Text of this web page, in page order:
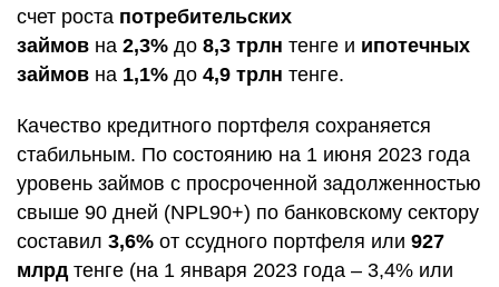
счет роста потребительских
займов на 2,3% до 8,3 трлн тенге и ипотечных
займов на 1,1% до 4,9 трлн тенге.
Качество кредитного портфеля сохраняется
стабильным. По состоянию на 1 июня 2023 года
уровень займов с просроченной задолженностью
свыше 90 дней (NPL90+) по банковскому сектору
составил 3,6% от ссудного портфеля или 927
млрдтенге (на 1 января 2023 года – 3,4% или